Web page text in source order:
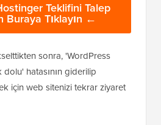
Teklifini Talep
Buraya Tıklayın ←
sonra, 'WordPress
dolu' hatasının giderilip
için web sitenizi tekrar ziyaret